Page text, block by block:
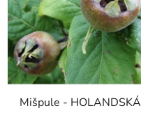
Mišpule - HOLANDSKÁ